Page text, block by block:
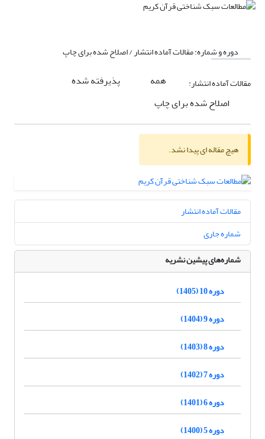
دوره و شماره:مقالات آماده انتشار / اصلاح شده برای چاپ
مقالات آماده انتشار:
همه
پذیرفته شده
اصلاح شده برای چاپ
هیچ مقاله ای پیدا نشد.
مقالات آماده انتشار
شماره جاری
شماره‌های پیشین نشریه
دوره 10 (1405)
دوره 9 (1404)
دوره 8 (1403)
دوره 7 (1402)
دوره 6 (1401)
دوره 5 (1400)